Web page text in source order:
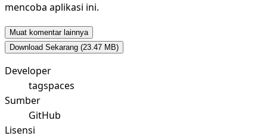
mencoba aplikasi ini.
Muat komentar lainnya
Download Sekarang (23.47 MB)
Developer
tagspaces
Sumber
GitHub
Lisensi